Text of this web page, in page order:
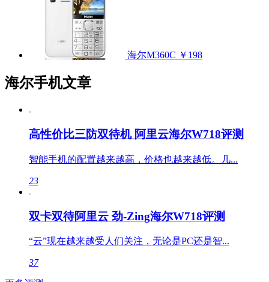
海尔M360C ￥198
海尔手机文章
高性价比三防双待机 阿里云海尔W718评测
智能手机的配置越来越高，价格也越来越低。几...
23
双卡双待阿里云 劲-Zing海尔W718评测
“云”现在越来越受人们关注，无论是PC还是智...
37